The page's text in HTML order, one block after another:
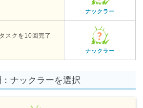
ナックラー
スクを10回完了
ナックラー
：ナックラーを選択